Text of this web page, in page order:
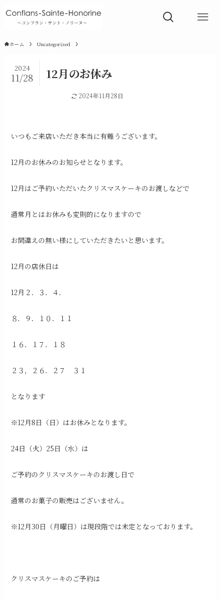
ホーム Uncategorized
12月のお休み
2024
11/28
2024年11月28日
いつもご来店いただき本当に有難うございます。
12月のお休みのお知らせとなります。
12月はご予約いただいたクリスマスケーキのお渡しなどで
通常月とはお休みも変則的になりますので
お間違えの無い様にしていただきたいと思います。
12月の店休日は
12月２．３．４．
８．９．１０．１１
１６．１７．１８
２３，２６．２７ ３１
となります
※12月8日（日）はお休みとなります。
24日（火）25日（水）は
ご予約のクリスマスケーキのお渡し日で
通常のお菓子の販売はございません。
※12月30日（月曜日）は現段階では未定となっております。
クリスマスケーキのご予約は